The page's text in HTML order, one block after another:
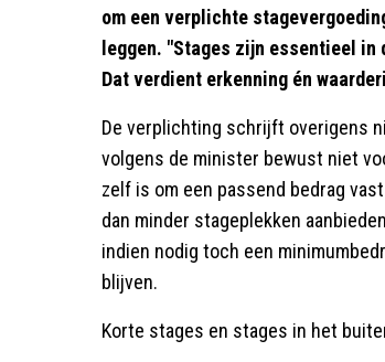
om een verplichte
leggen. "Stages zijn essentieel
Dat verdient erkenning én
De verplichting schrijft overigens
volgens de minister bewust niet
zelf is om een passend bedrag
dan minder stageplekken
indien nodig toch een
blijven.
Korte stages en stages in het